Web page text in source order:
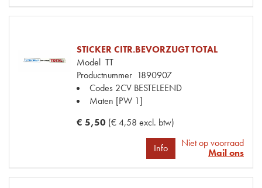
STICKER CITR.BEVORZUGT TOTAL
Model TT
Productnummer 1890907
Codes 2CV BESTELEEND
Maten [PW 1]
€ 5,50 (€ 4,58 excl. btw)
Info
Niet op voorraad
Mail ons